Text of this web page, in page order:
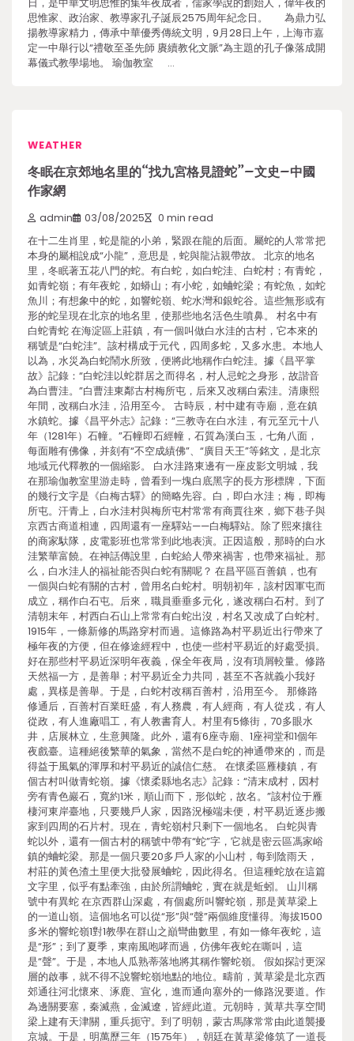
思惟家、政治家、教導家孔子誕辰2575周年紀念日。 為鼎力弘
揚教導家精力，傳承中華優秀傳統文明，9月28日上午，上海市嘉
定一中舉行以“禮敬至圣先師 賡續教化文脈”為主題的孔子像落成開
幕儀式教學場地。 瑜伽教室 …
WEATHER
冬眠在京郊地名里的“找九宮格見證蛇”–文史–中國
作家網
admin 03/08/2025 0 min read
在十二生肖里，蛇是龍的小弟，緊跟在龍的后面。屬蛇的人常常把
本身的屬相說成“小龍”，意思是，蛇與龍沾親帶故。 北京的地名
里，冬眠著五花八門的蛇。有白蛇，如白蛇洼、白蛇村；有青蛇，
如青蛇嶺；有年夜蛇，如蟒山；有小蛇，如蛐蛇梁；有蛇魚，如蛇
魚川；有想象中的蛇，如響蛇嶺、蛇水灣和銀蛇谷。這些無形或有
形的蛇呈現在北京的地名里，使那些地名活色生噴鼻。 村名中有
白蛇青蛇 在海淀區上莊鎮，有一個叫做白水洼的古村，它本來的
稱號是“白蛇洼”。該村構成于元代，四周多蛇，又多水患。本地人
以為，水災為白蛇鬧水所致，便將此地稱作白蛇洼。據《昌平掌
故》記錄：“白蛇洼以蛇群居之而得名，村人忌蛇之身形，故諧音
為白曹洼。”白曹洼東鄰古村梅所屯，后來又改稱白索洼。清康熙
年間，改稱白水洼，沿用至今。 古時辰，村中建有寺廟，意在鎮
水鎮蛇。據《昌平外志》記錄：“三教寺在白水洼，有元至元十八
年（1281年）石幢。”石幢即石經幢，石質為漢白玉，七角八面，
每面雕有佛像，并刻有“不空成績佛”、“廣目天王”等銘文，是北京
地域元代釋教的一個縮影。 白水洼路東邊有一座皮影文明城，我
在那瑜伽教室里游走時，曾看到一塊白底黑字的長方形標牌，下面
的幾行文字是《白梅古驛》的簡略先容。白，即白水洼；梅，即梅
所屯。汗青上，白水洼村與梅所屯村常常有商賈往來，鄉下巷子與
京西古商道相連，四周還有一座驛站——白梅驛站。除了熙來攘往
的商家馱隊，皮電影班也常常到此地表演。正因這般，那時的白水
洼繁華富饒。在神話傳說里，白蛇給人帶來禍害，也帶來福祉。那
么，白水洼人的福祉能否與白蛇有關呢？ 在昌平區百善鎮，也有
一個與白蛇有關的古村，曾用名白蛇村。明朝初年，該村因軍屯而
成立，稱作白石屯。后來，職員垂垂多元化，遂改稱白石村。到了
清朝末年，村西白石山上常常有白蛇出沒，村名又改成了白蛇村。
1915年，一條新修的馬路穿村而過。這條路為村平易近出行帶來了
極年夜的方便，但在修途經程中，也使一些村平易近的好處受損。
好在那些村平易近深明年夜義，保全年夜局，沒有瑣屑較量。修路
天然福一方，是善舉；村平易近全力共同，甚至不吝就義小我好
處，異樣是善舉。于是，白蛇村改稱百善村，沿用至今。 那條路
修通后，百善村百業旺盛，有人務農，有人經商，有人從戎，有人
從政，有人進廠唱工，有人教書育人。村里有5條街，70多眼水
井，店展林立，生意興隆。此外，還有6座寺廟、1座祠堂和1個年
夜戲臺。這種絕後繁華的氣象，當然不是白蛇的神通帶來的，而是
得益于風氣的渾厚和村平易近的誠信仁慈。 在懷柔區雁棲鎮，有
個古村叫做青蛇嶺。據《懷柔縣地名志》記錄：“清末成村，因村
旁有青色巖石，寬約1米，順山而下，形似蛇，故名。”該村位于雁
棲河東岸臺地，只要幾戶人家，因路況極端未便，村平易近逐步搬
家到四周的石片村。現在，青蛇嶺村只剩下一個地名。 白蛇與青
蛇以外，還有一個古村的稱號中帶有“蛇”字，它就是密云區馮家峪
鎮的蛐蛇梁。那是一個只要20多戶人家的小山村，每到陰雨天，
村莊的黃色渣土里便大批發展蛐蛇，因此得名。但這種蛇放在這篇
文字里，似乎有點牽強，由於所謂蛐蛇，實在就是蚯蚓。 山川稱
號中有異蛇 在京西群山深處，有個處所叫響蛇嶺，那是黃草梁上
的一道山嶺。這個地名可以從“形”與“聲”兩個維度懂得。海拔1500
多米的響蛇嶺1對1教學在群山之巔彎曲數里，有如一條年夜蛇，這
是“形”；到了夏季，東南風咆哮而過，仿佛年夜蛇在嘶叫，這
是“聲”。于是，本地人瓜熟蒂落地將其稱作響蛇嶺。 假如探討更深
層的啟事，就不得不說響蛇嶺地點的地位。疇前，黃草梁是北京西
郊通往河北懷來、涿鹿、宣化，進而通向塞外的一條路況要道。作
為邊關要塞，秦滅燕，金滅遼，皆經此道。元朝時，黃草共享空間
梁上建有天津關，重兵扼守。到了明朝，蒙古馬隊常常由此道襲擾
京城。于是，明萬歷三年（1575年），朝廷在黃草梁修筑了一道長